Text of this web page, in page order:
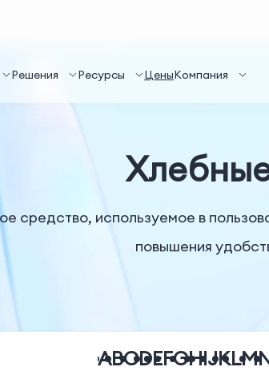
Решения Ресурсы ЦеныКомпания
средство, используемое в
повышения
ABCDEFGHIJKLM